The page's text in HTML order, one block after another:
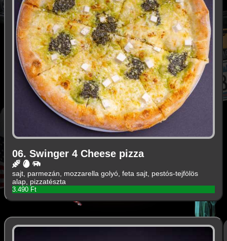
06. Swinger 4 Cheese pizza
sajt, parmezán, mozzarella golyó, feta sajt, pestós-tejfölös
alap, pizzatészta
3.490 Ft